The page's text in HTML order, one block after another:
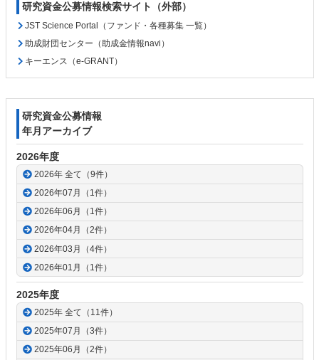
研究資金公募情報検索サイト（外部）
JST Science Portal（ファンド・各種募集 一覧）
助成財団センター（助成金情報navi）
キーエンス（e-GRANT）
研究資金公募情報
年月アーカイブ
2026年度
2026年 全て（9件）
2026年07月（1件）
2026年06月（1件）
2026年04月（2件）
2026年03月（4件）
2026年01月（1件）
2025年度
2025年 全て（11件）
2025年07月（3件）
2025年06月（2件）